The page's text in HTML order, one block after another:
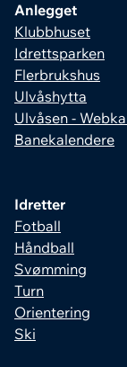
Anlegget
Klubbhuset
Idrettsparken
Flerbrukshus
Ulvåshytta
Ulvåsen -
Banekalendere
Idretter
Fotball
Håndball
Svømming
Turn
Orientering
Ski